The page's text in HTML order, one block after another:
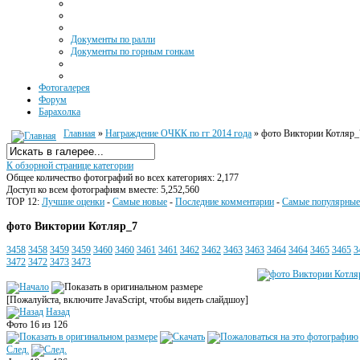
Документы по ралли
Документы по горным гонкам
Фотогалерея
Форум
Барахолка
Главная » Награждение ОЧКК по гг 2014 года » фото Виктории
К обзорной странице категории
Общее количество фотографий во всех категориях: 2,177
Доступ ко всем фотографиям вместе: 5,252,560
TOP 12: Лучшие оценки - Самые новые - Последние комментарии - Самые популярные
фото Виктории Котляр_7
3458 3458 3459 3459 3460 3460 3461 3461 3462 3462 3463 3463 3464 3464 3465 3465
3472 3472 3473 3473
[Пожалуйста, включите JavaScript, чтобы видеть слайдшоу]
Назад
Фото 16 из 126
След.